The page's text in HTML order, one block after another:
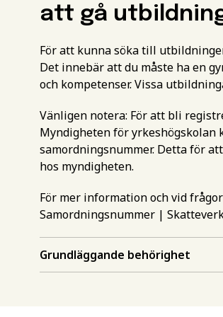
att gå
För att kunna söka till
Det innebär att du måste ha en
och kompetenser. Vissa
Vänligen notera: För att bli
Myndigheten för
samordningsnummer. Detta för
hos myndigheten.
För mer information och vid
Samordningsnummer |
Grundläggande behörighet